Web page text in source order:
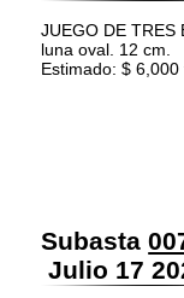
JUEGO DE TRES
luna oval. 12 cm.
Estimado: $ 6,000
Subasta
Julio 17